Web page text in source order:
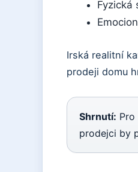
Fyzická
Irská realitní
prodeji domu
Shrnutí:
prodejci by